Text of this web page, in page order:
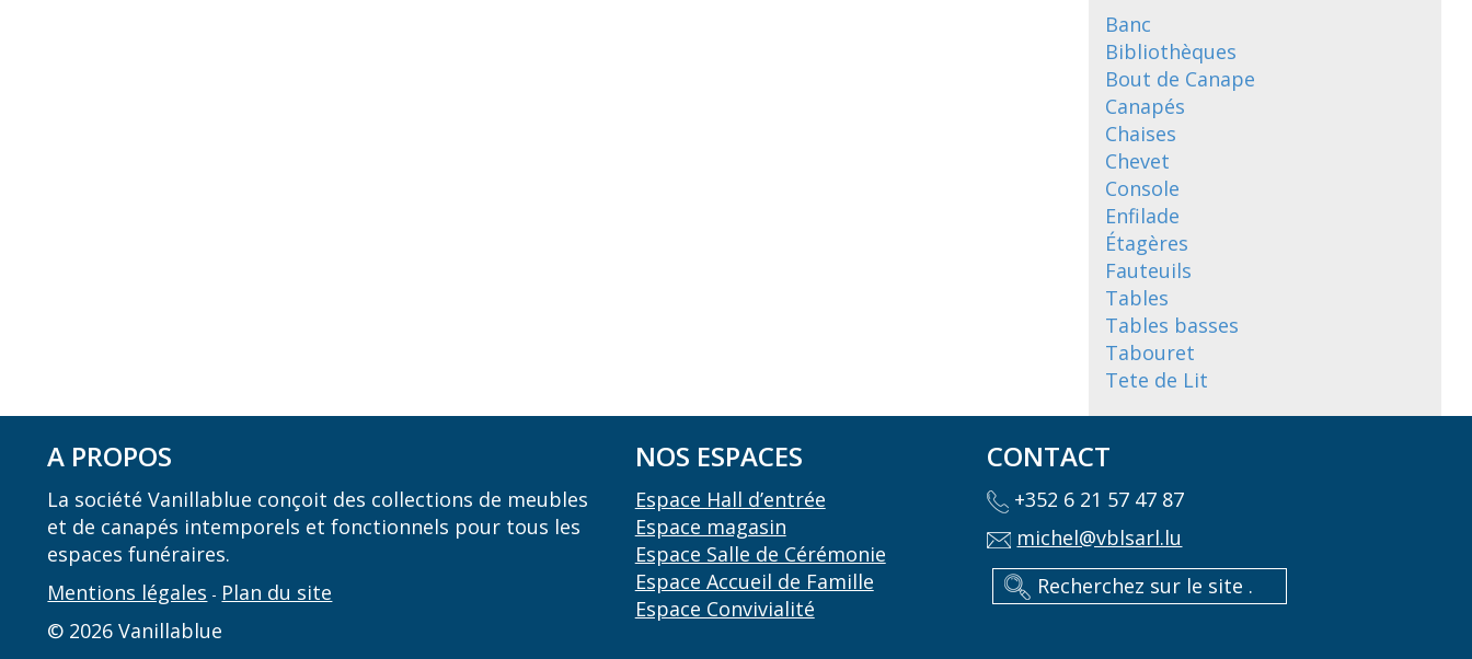
Banc
Bibliothèques
Bout de Canape
Canapés
Chaises
Chevet
Console
Enfilade
Étagères
Fauteuils
Tables
Tables basses
Tabouret
Tete de Lit
A PROPOS
La société Vanillablue conçoit des collections de meubles
et de canapés intemporels et fonctionnels pour tous les
espaces funéraires.
Mentions légales - Plan du site
© 2026 Vanillablue
NOS ESPACES
Espace Hall d’entrée
Espace magasin
Espace Salle de Cérémonie
Espace Accueil de Famille
Espace Convivialité
CONTACT
+352 6 21 57 47 87
michel@vblsarl.lu